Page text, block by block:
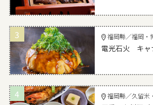
3 福岡縣／福岡・博多・
電光石火 キャ
4 福岡縣／久留米